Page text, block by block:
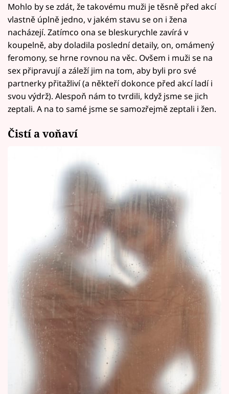
Mohlo by se zdát, že takovému muži je těsně před akcí
vlastně úplně jedno, v jakém stavu se on i žena
nacházejí. Zatímco ona se bleskurychle zavírá v
koupelně, aby doladila poslední detaily, on, omámený
feromony, se hrne rovnou na věc. Ovšem i muži se na
sex připravují a záleží jim na tom, aby byli pro své
partnerky přitažliví (a někteří dokonce před akcí ladí i
svou výdrž). Alespoň nám to tvrdili, když jsme se jich
zeptali. A na to samé jsme se samozřejmě zeptali i žen.
Čistí a voňaví